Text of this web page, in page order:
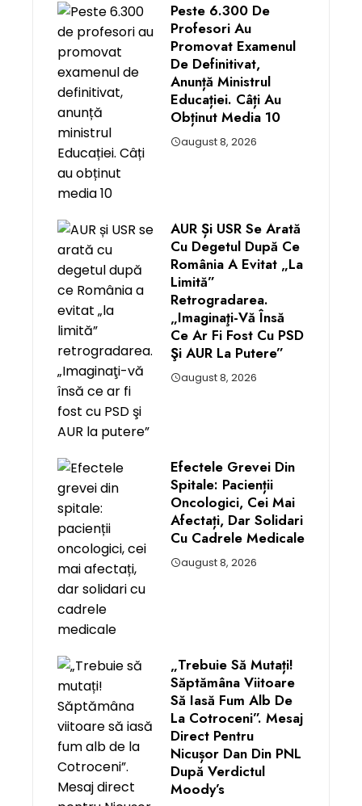
Peste 6.300 De
Profesori Au
Promovat Examenul
De Definitivat,
Anunță Ministrul
Educației. Câți Au
Obținut Media 10
august 8, 2026
AUR Și USR Se Arată
Cu Degetul După Ce
România A Evitat „la
Limită”
Retrogradarea.
„Imaginaţi-Vă Însă
Ce Ar Fi Fost Cu PSD
Şi AUR La Putere”
august 8, 2026
Efectele Grevei Din
Spitale: Pacienții
Oncologici, Cei Mai
Afectați, Dar Solidari
Cu Cadrele Medicale
august 8, 2026
„Trebuie Să Mutați!
Săptămâna Viitoare
Să Iasă Fum Alb De
La Cotroceni”. Mesaj
Direct Pentru
Nicușor Dan Din PNL
După Verdictul
Moody’s